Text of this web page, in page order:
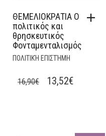
ΘΕΜΕΛΙΟΚΡΑΤΙΑ Ο
πολιτικός και
θρησκευτικός
Φονταμενταλισμός
ΠΟΛΙΤΙΚΉ ΕΠΙΣΤΉΜΗ
16,90€
ORIGINAL
13,52€CURRENT